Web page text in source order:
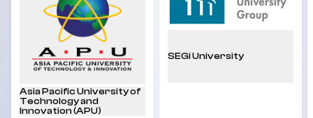
Asia Pacific University of
Technology and
Innovation (APU)
SEGi University